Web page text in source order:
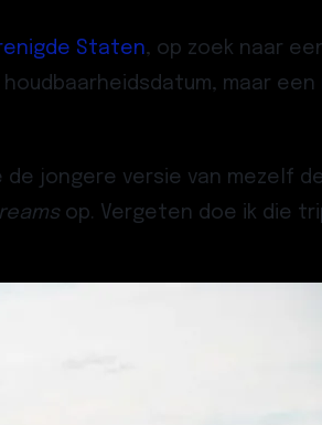
Staten, op zoek naar
maar een
jongere versie van mezelf
op. Vergeten doe ik die